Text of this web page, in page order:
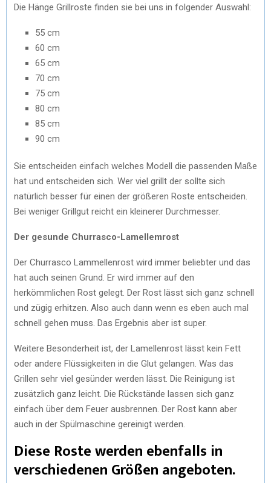
Die Hänge Grillroste finden sie bei uns in folgender Auswahl:
55 cm
60 cm
65 cm
70 cm
75 cm
80 cm
85 cm
90 cm
Sie entscheiden einfach welches Modell die passenden Maße
hat und entscheiden sich. Wer viel grillt der sollte sich
natürlich besser für einen der größeren Roste entscheiden.
Bei weniger Grillgut reicht ein kleinerer Durchmesser.
Der gesunde Churrasco-Lamellemrost
Der Churrasco Lammellenrost wird immer beliebter und das
hat auch seinen Grund. Er wird immer auf den
herkömmlichen Rost gelegt. Der Rost lässt sich ganz schnell
und zügig erhitzen. Also auch dann wenn es eben auch mal
schnell gehen muss. Das Ergebnis aber ist super.
Weitere Besonderheit ist, der Lamellenrost lässt kein Fett
oder andere Flüssigkeiten in die Glut gelangen. Was das
Grillen sehr viel gesünder werden lässt. Die Reinigung ist
zusätzlich ganz leicht. Die Rückstände lassen sich ganz
einfach über dem Feuer ausbrennen. Der Rost kann aber
auch in der Spülmaschine gereinigt werden.
Diese Roste werden ebenfalls in
verschiedenen Größen angeboten.